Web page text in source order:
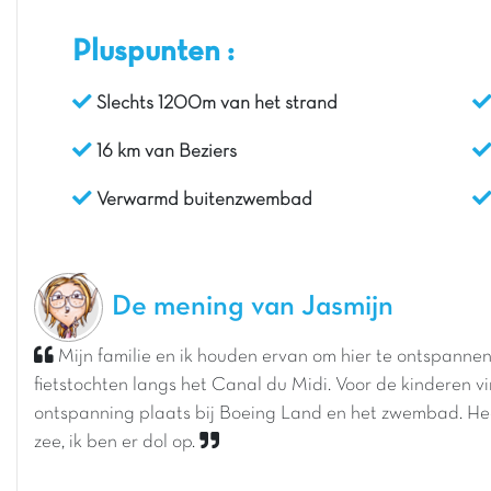
Pluspunten :
Slechts 1200m van het strand
16 km van Beziers
Verwarmd buitenzwembad
De mening van Jasmijn
Mijn familie en ik houden ervan om hier te
fietstochten langs het Canal du Midi. Voor de kinderen
ontspanning plaats bij Boeing Land en het zwembad.
zee, ik ben er dol op.